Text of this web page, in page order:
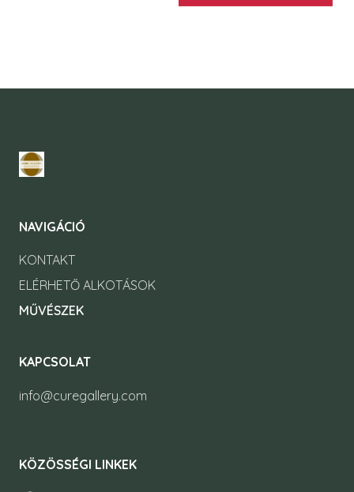
NAVIGÁCIÓ
KONTAKT
ELÉRHETŐ ALKOTÁSOK
MŰVÉSZEK
KAPCSOLAT
info@curegallery.com
KÖZÖSSÉGI LINKEK